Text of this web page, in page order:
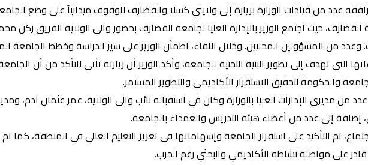
عدد من قيادات الوزارة بزيارة إلى ولايتي كسلا والقضارف للوقوف ميدانياً على وضع
القضارف، حيث اجتمع الوزير بالإدارة العليا لجامعة القضارف بحضور والي الولاية الفريق
وعدد من المسؤولين المحليين. وخلال اللقاء، اطمأن الوزير على سير الدراسة وخطط الجامعة
التي تهدف إلى تطوير البنية التحتية للجامعة، وأكد الوزير أن زيارته تأتي للتأكد من أن
والحكومة لتحقيق الاستقرار الأكاديمي والتطوير المستمر.
من مديري الإدارات العليا بالوزارة وكان في استقباله نائب والي الولاية، عمر عثمان آدم،
إضافة إلى عدد من أعضاء هيئة التدريس والعمداء بالجامعة.
تم التأكيد على استقرار الجامعة وإسهاماتها في تعزيز التعليم العالي في المنطقة،
على مواصلة نشاطه الأكاديمي والبحثي رغم الحرب.